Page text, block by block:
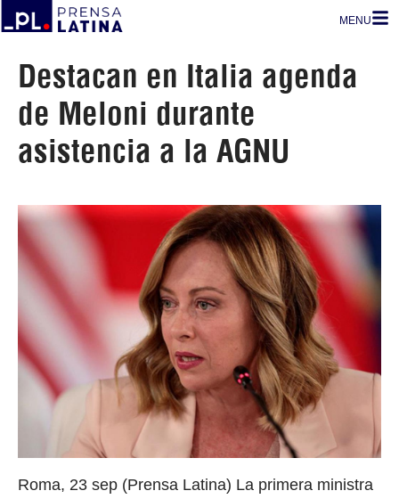
MENU
Destacan en Italia agenda
de Meloni durante
asistencia a la AGNU
Roma, 23 sep (Prensa Latina) La primera ministra